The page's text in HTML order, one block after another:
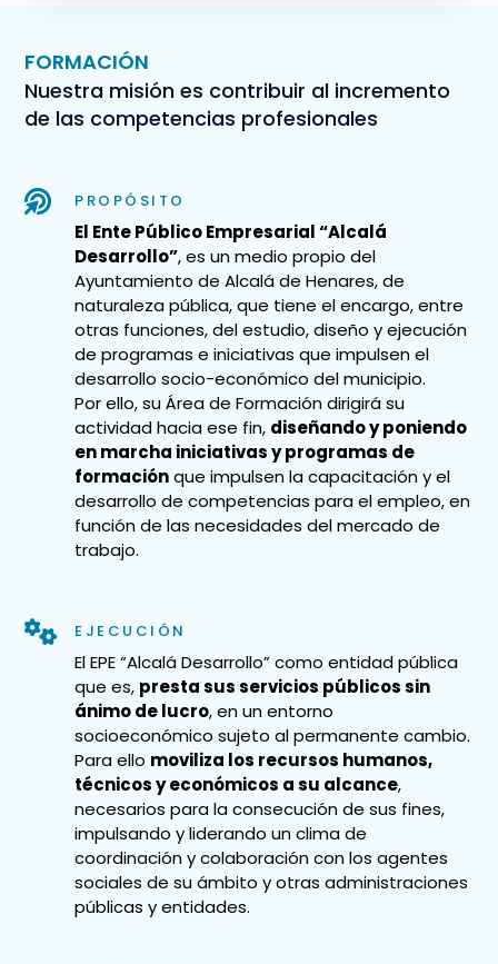
FORMACIÓN
Nuestra misión es contribuir al incremento
de las competencias profesionales
PROPÓSITO
El Ente Público Empresarial “Alcalá
Desarrollo”, es un medio propio del
Ayuntamiento de Alcalá de Henares, de
naturaleza pública, que tiene el encargo, entre
otras funciones, del estudio, diseño y ejecución
de programas e iniciativas que impulsen el
desarrollo socio-económico del municipio.
Por ello, su Área de Formación dirigirá su
actividad hacia ese fin, diseñando y poniendo
en marcha iniciativas y programas de
formaciónque impulsen la capacitación y el
desarrollo de competencias para el empleo, en
función de las necesidades del mercado de
trabajo.
EJECUCIÓN
El EPE “Alcalá Desarrollo” como entidad pública
que es, presta sus servicios públicos sin
ánimo de lucro, en un entorno
socioeconómico sujeto al permanente cambio.
Para ello moviliza los recursos humanos,
técnicos y económicos a su alcance,
necesarios para la consecución de sus fines,
impulsando y liderando un clima de
coordinación y colaboración con los agentes
sociales de su ámbito y otras administraciones
públicas y entidades.